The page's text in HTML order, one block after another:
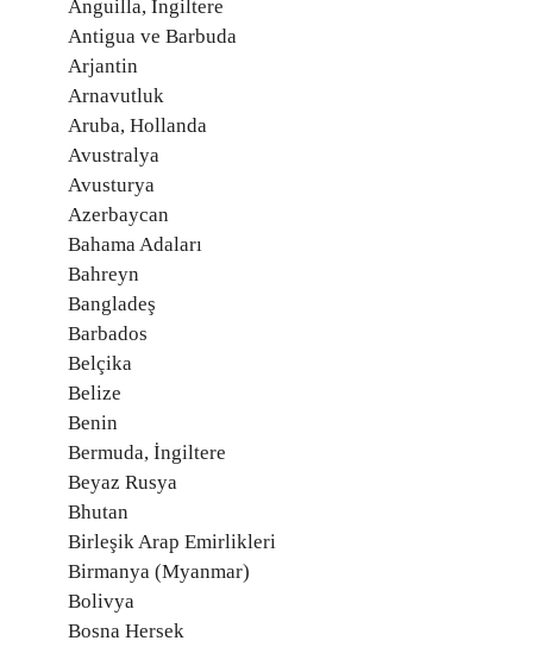
Anguilla, İngiltere
Antigua ve Barbuda
Arjantin
Arnavutluk
Aruba, Hollanda
Avustralya
Avusturya
Azerbaycan
Bahama Adaları
Bahreyn
Bangladeş
Barbados
Belçika
Belize
Benin
Bermuda, İngiltere
Beyaz Rusya
Bhutan
Birleşik Arap Emirlikleri
Birmanya (Myanmar)
Bolivya
Bosna Hersek